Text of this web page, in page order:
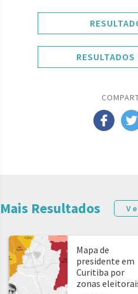
Mais Resultados
Mapa de
presidente em
Curitiba por
zonas